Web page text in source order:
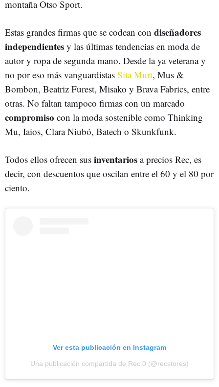
montaña Otso Sport.
Estas grandes firmas que se codean con diseñadores
independientes y las últimas tendencias en moda de
autor y ropa de segunda mano. Desde la ya veterana y
no por eso más vanguardistas Sita Murt, Mus &
Bombon, Beatriz Furest, Misako y Brava Fabrics, entre
otras. No faltan tampoco firmas con un marcado
compromiso con la moda sostenible como Thinking
Mu, Iaios, Clara Niubó, Batech o Skunkfunk.
Todos ellos ofrecen sus inventarios a precios Rec, es
decir, con descuentos que oscilan entre el 60 y el 80 por
ciento.
Ver esta publicación en Instagram
Una publicación compartida de Rec.0 (@recstores)